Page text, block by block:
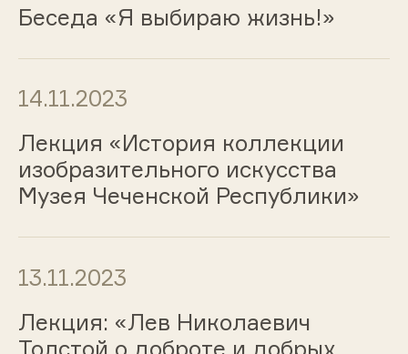
Беседа «Я выбираю жизнь!»
14.11.2023
Лекция «История коллекции
изобразительного искусства
Музея Чеченской Республики»
13.11.2023
Лекция: «Лев Николаевич
Толстой о доброте и добрых